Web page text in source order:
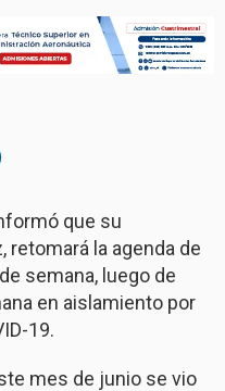
que su
retomará la agenda de
semana, luego de
en aislamiento por
19.
mes de junio se vio